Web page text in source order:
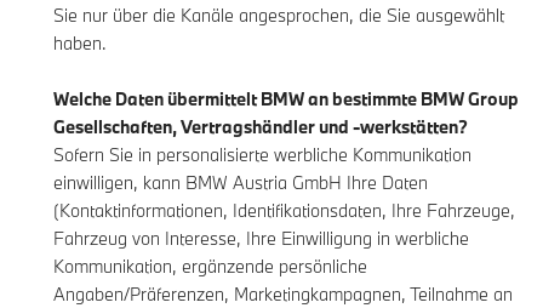
Sie nur über die Kanäle angesprochen, die Sie ausgewählt
haben.
Welche Daten übermittelt BMW an bestimmte BMW Group
Gesellschaften, Vertragshändler und -werkstätten?
Sofern Sie in personalisierte werbliche Kommunikation
einwilligen, kann BMW Austria GmbH Ihre Daten
(Kontaktinformationen, Identifikationsdaten, Ihre Fahrzeuge,
Fahrzeug von Interesse, Ihre Einwilligung in werbliche
Kommunikation, ergänzende persönliche
Angaben/Präferenzen, Marketingkampagnen, Teilnahme an